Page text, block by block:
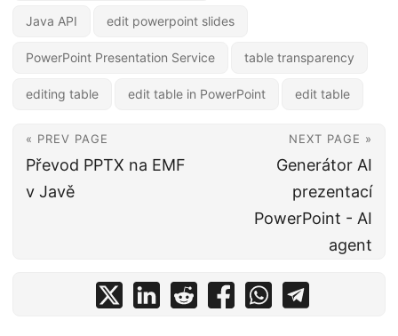
Java API edit powerpoint slides
PowerPoint Presentation Service table transparency
editing table edit table in PowerPoint edit table
« PREV PAGE
Převod PPTX na EMF
v Javě
NEXT PAGE »
Generátor AI
prezentací
PowerPoint - AI
agent